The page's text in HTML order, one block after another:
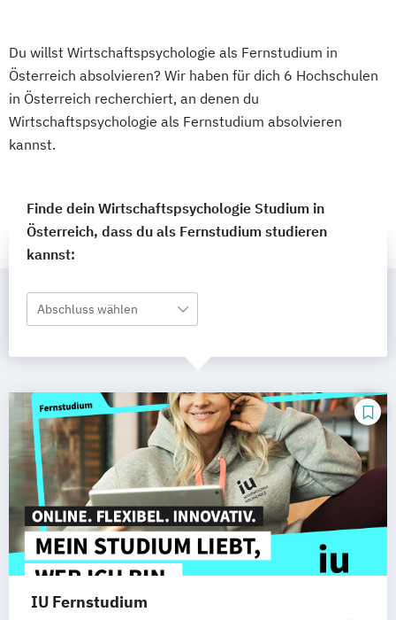
Du willst Wirtschaftspsychologie als Fernstudium in
Österreich absolvieren? Wir haben für dich 6 Hochschulen
in Österreich recherchiert, an denen du
Wirtschaftspsychologie als Fernstudium absolvieren
kannst.
Finde dein Wirtschaftspsychologie Studium in
Österreich, dass du als Fernstudium studieren
kannst:
Abschluss wählen
IU Fernstudium